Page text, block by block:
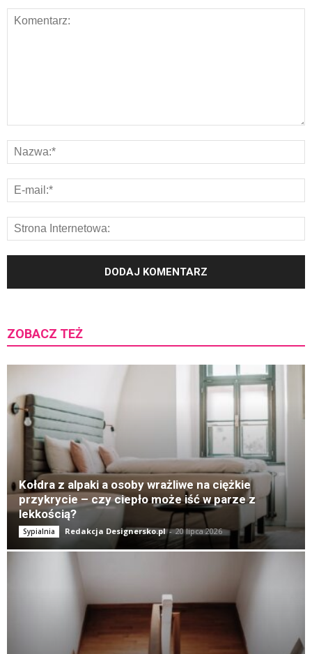
ZOBACZ TEŻ
Kołdra z alpaki a osoby wrażliwe na ciężkie
przykrycie – czy ciepło może iść w parze z
lekkością?
Sypialnia Redakcja Designersko.pl - 20 lipca 2026